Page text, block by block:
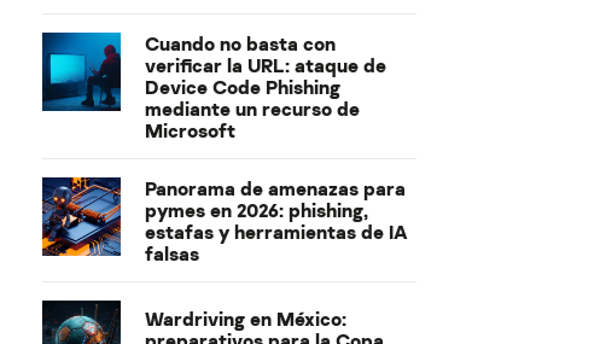
Cuando no basta con
verificar la URL: ataque de
Device Code Phishing
mediante un recurso de
Microsoft
Panorama de amenazas para
pymes en 2026: phishing,
estafas y herramientas de IA
falsas
Wardriving en México: